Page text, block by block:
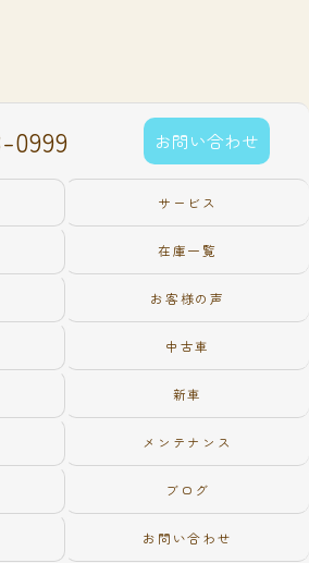
0999 お問い合わせ
サービス
在庫一覧
お客様の声
中古車
新車
メンテナンス
ブログ
お問い合わせ